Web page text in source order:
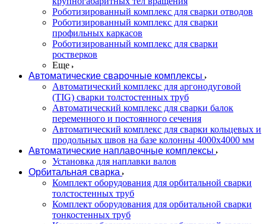
Роботизированный комплекс для сварки отводов
Роботизированный комплекс для сварки
профильных каркасов
Роботизированный комплекс для сварки
ростверков
Еще
Автоматические сварочные комплексы
Автоматический комплекс для аргонодуговой
(TIG) сварки толстостенных труб
Автоматический комплекс для сварки балок
переменного и постоянного сечения
Автоматический комплекс для сварки кольцевых и
продольных швов на базе колонны 4000x4000 мм
Автоматические наплавочные комплексы
Установка для наплавки валов
Орбитальная сварка
Комплект оборудования для орбитальной сварки
толстостенных труб
Комплект оборудования для орбитальной сварки
тонкостенных труб